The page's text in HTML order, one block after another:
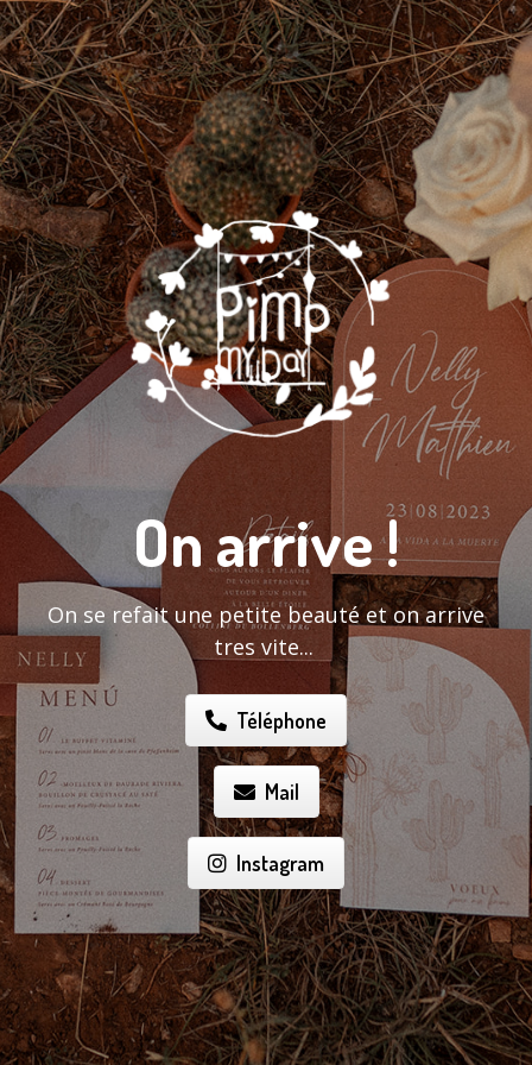
On arrive !
On se refait une petite beauté et on arrive
tres vite...
Téléphone
Mail
Instagram